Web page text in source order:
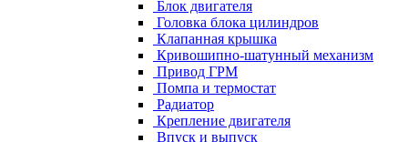
Блок двигателя
Головка блока цилиндров
Клапанная крышка
Кривошипно-шатунный механизм
Привод ГРМ
Помпа и термостат
Радиатор
Крепление двигателя
Впуск и выпуск